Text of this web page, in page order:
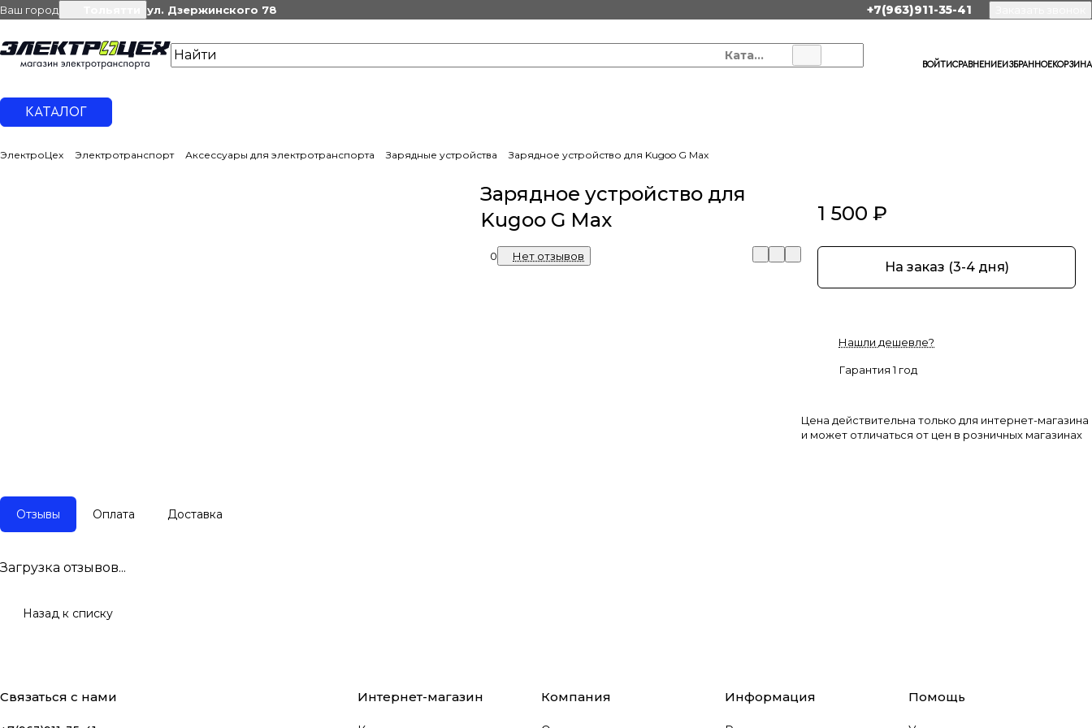
Ваш город ул. Дзержинского 78 +7(963)911-35-41
Каталог
ВОЙТИСРАВНЕНИЕИЗБРАННОЕКОРЗИНА
КАТАЛОГ
ЭлектроЦех Электротранспорт Аксессуары для электротранспорта Зарядные устройства Зарядное устройство для Kugoo G Max
Зарядное устройство для
Kugoo G Max
0 Нет отзывов
1 500 ₽
На заказ (3-4 дня)
Нашли дешевле?
Гарантия 1 год
Цена действительна только для интернет-магазина
и может отличаться от цен в розничных магазинах
Отзывы Оплата Доставка
Загрузка отзывов...
Назад к списку
Связаться с нами Интернет-магазин Компания Информация Помощь